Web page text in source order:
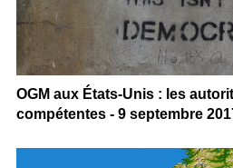
OGM aux États-Unis : les
compétentes - 9 septembre